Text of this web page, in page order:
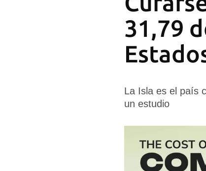
31,79
La Isla es el país
un estudio